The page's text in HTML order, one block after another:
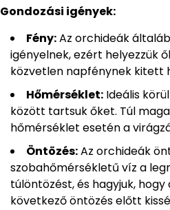
Gondozási igények:
Fény:Az orchideák
igényelnek, ezért helyezzük
közvetlen napfénynek kitett
Hőmérséklet: Ideális
között tartsuk őket. Túl
hőmérséklet esetén a
Öntözés:Az orchideák
szobahőmérsékletű víz a
túlöntözést, és hagyjuk,
következő öntözés előtt